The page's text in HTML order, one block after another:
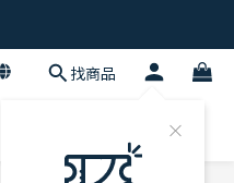
找商品